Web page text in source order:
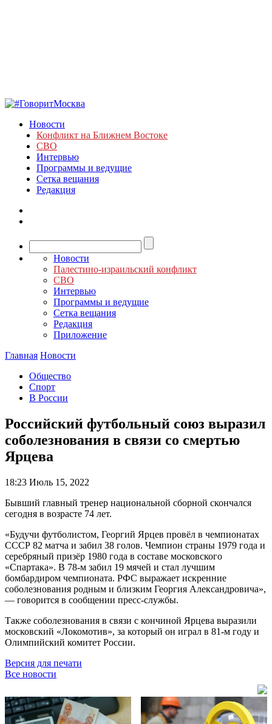
Новости
Конфликт на Ближнем Востоке
СВО
Интервью
Программы и ведущие
Сетка вещания
Редакция
Новости
Палестино-израильский конфликт
СВО
Интервью
Программы и ведущие
Сетка вещания
Редакция
Приложение
Главная Новости
Общество
Спорт
В России
Российский футбольный союз выразил
соболезнования в связи со смертью
Ярцева
18:23 Июль 15, 2022
Бывший главный тренер национальной сборной скончался
сегодня в возрасте 74 лет.
«Будучи футболистом, Георгий Ярцев провёл в чемпионатах
СССР 82 матча и забил 38 голов. Чемпион страны 1979 года и
серебряный призёр 1980 года в составе московского
«Спартака». В 78-м забил 19 мячей и стал лучшим
бомбардиром чемпионата. РФС выражает искренние
соболезнования родным и близким Георгия Александровича»,
— говорится в сообщении пресс-службы.
Также соболезнования в связи с кончиной Ярцева выразили
московский «Локомотив», за который он играл в 81-м году и
Олимпийский комитет России.
Версия для печати
Все новости